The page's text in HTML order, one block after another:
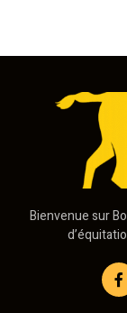
Bienvenue sur